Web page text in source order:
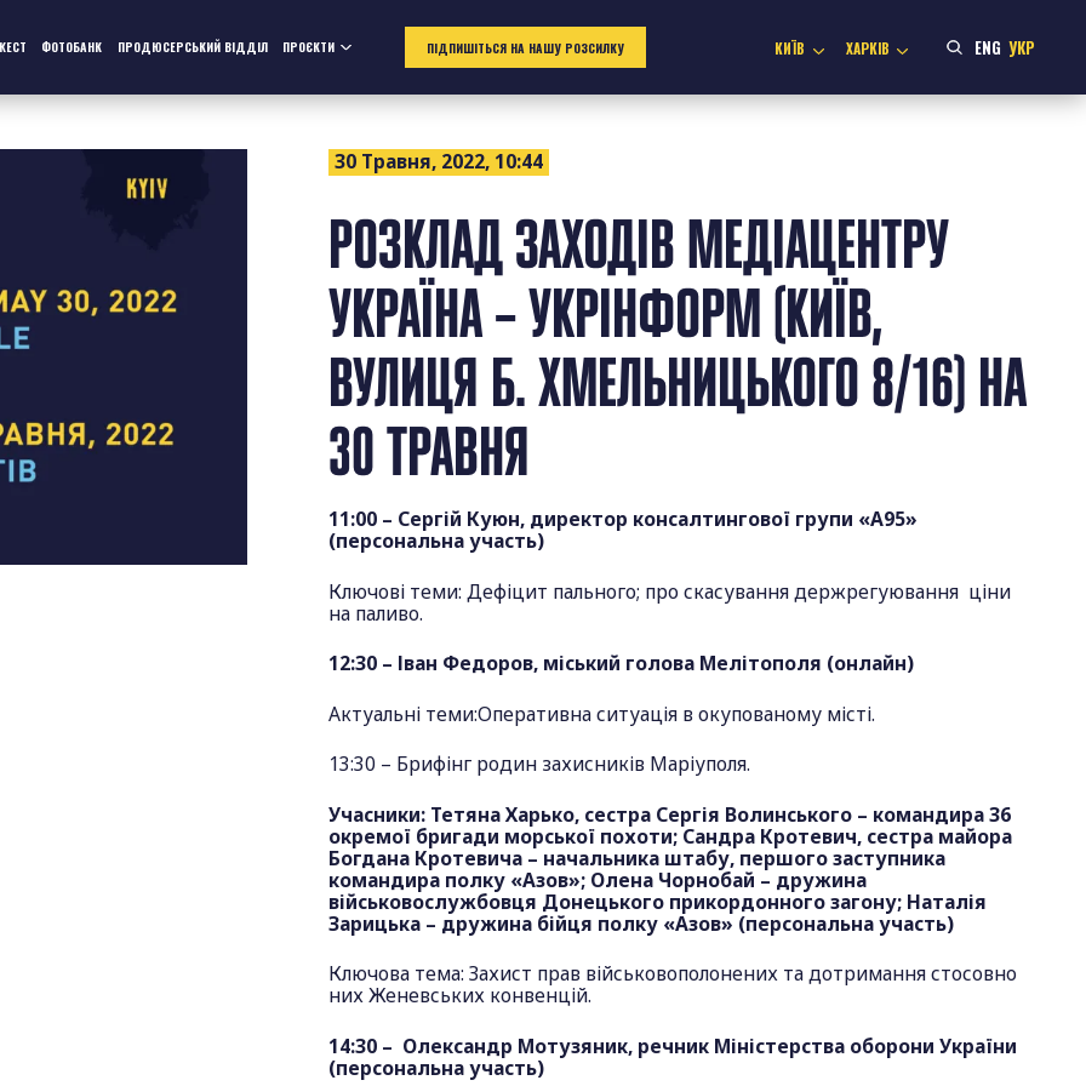
ФОТОБАНК ПРОДЮСЕРСЬКИЙ ВІДДІЛ ПРОЄКТИ ПІДПИШІТЬСЯ НА НАШУ РОЗСИЛКУ КИЇВ ХАРКІВ ENG УКР
30 Травня, 2022, 10:44
РОЗКЛАД ЗАХОДІВ МЕДІАЦЕНТРУ
УКРАЇНА – УКРІНФОРМ (КИЇВ,
ВУЛИЦЯ Б. ХМЕЛЬНИЦЬКОГО 8/16) НА
30 ТРАВНЯ
11:00 – Сергій Куюн, директор консалтингової групи «А95»
(персональна участь)
Ключові теми: Дефіцит пального; про скасування держрегуювання ціни
на паливо.
12:30 – Іван Федоров, міський голова Мелітополя (онлайн)
Актуальні теми:Оперативна ситуація в окупованому місті.
13:30 – Брифінг родин захисників Маріуполя.
Учасники: Тетяна Харько, сестра Сергія Волинського – командира 36
окремої бригади морської похоти; Сандра Кротевич, сестра майора
Богдана Кротевича – начальника штабу, першого заступника
командира полку «Азов»; Олена Чорнобай – дружина
військовослужбовця Донецького прикордонного загону; Наталія
Зарицька – дружина бійця полку «Азов» (персональна участь)
Ключова тема: Захист прав військовополонених та дотримання стосовно
них Женевських конвенцій.
14:30 – Олександр Мотузяник, речник Міністерства оборони України
(персональна участь)